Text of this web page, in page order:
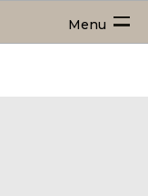
Menu